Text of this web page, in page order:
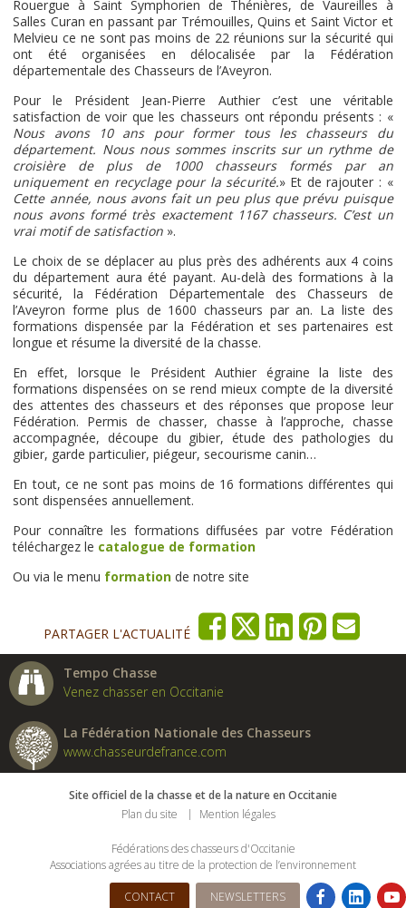
Rouergue à Saint Symphorien de Thénières, de Vaureilles à
Salles Curan en passant par Trémouilles, Quins et Saint Victor et
Melvieu ce ne sont pas moins de 22 réunions sur la sécurité qui
ont été organisées en délocalisée par la Fédération
départementale des Chasseurs de l’Aveyron.
Pour le Président Jean-Pierre Authier c’est une véritable
satisfaction de voir que les chasseurs ont répondu présents : «
Nous avons 10 ans pour former tous les chasseurs du
département. Nous nous sommes inscrits sur un rythme de
croisière de plus de 1000 chasseurs formés par an
uniquement en recyclage pour la sécurité.» Et de rajouter : «
Cette année, nous avons fait un peu plus que prévu puisque
nous avons formé très exactement 1167 chasseurs. C’est un
vrai motif de satisfaction ».
Le choix de se déplacer au plus près des adhérents aux 4 coins
du département aura été payant. Au-delà des formations à la
sécurité, la Fédération Départementale des Chasseurs de
l’Aveyron forme plus de 1600 chasseurs par an. La liste des
formations dispensée par la Fédération et ses partenaires est
longue et résume la diversité de la chasse.
En effet, lorsque le Président Authier égraine la liste des
formations dispensées on se rend mieux compte de la diversité
des attentes des chasseurs et des réponses que propose leur
Fédération. Permis de chasser, chasse à l’approche, chasse
accompagnée, découpe du gibier, étude des pathologies du
gibier, garde particulier, piégeur, secourisme canin…
En tout, ce ne sont pas moins de 16 formations différentes qui
sont dispensées annuellement.
Pour connaître les formations diffusées par votre Fédération
téléchargez le catalogue de formation
Ou via le menu formation de notre site
PARTAGER L'ACTUALITÉ
Tempo Chasse
Venez chasser en Occitanie
La Fédération Nationale des Chasseurs
www.chasseurdefrance.com
Site officiel de la chasse et de la nature en Occitanie
Plan du site
Mention légales
Fédérations des chasseurs d'Occitanie
Associations agrées au titre de la protection de l’environnement
CONTACT NEWSLETTERS